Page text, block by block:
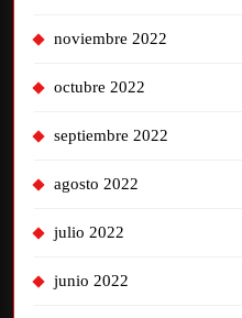
noviembre 2022
octubre 2022
septiembre 2022
agosto 2022
julio 2022
junio 2022